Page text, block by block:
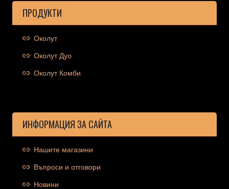
ПРОДУКТИ
Околут
Околут Дуо
Околут Комби
ИНФОРМАЦИЯ ЗА САЙТА
Нашите магазини
Въпроси и отговори
Новини